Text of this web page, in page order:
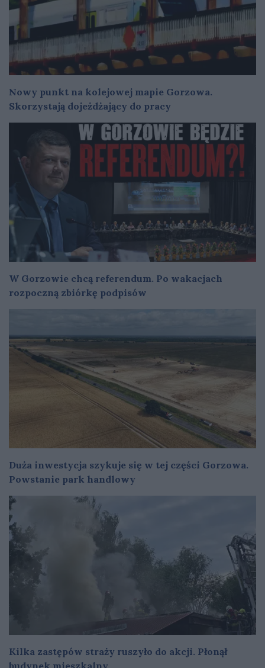
Nowy punkt na kolejowej mapie Gorzowa.
Skorzystają dojeżdżający do pracy
W Gorzowie chcą referendum. Po wakacjach
rozpoczną zbiórkę podpisów
Duża inwestycja szykuje się w tej części Gorzowa.
Powstanie park handlowy
Kilka zastępów straży ruszyło do akcji. Płonął
budynek mieszkalny